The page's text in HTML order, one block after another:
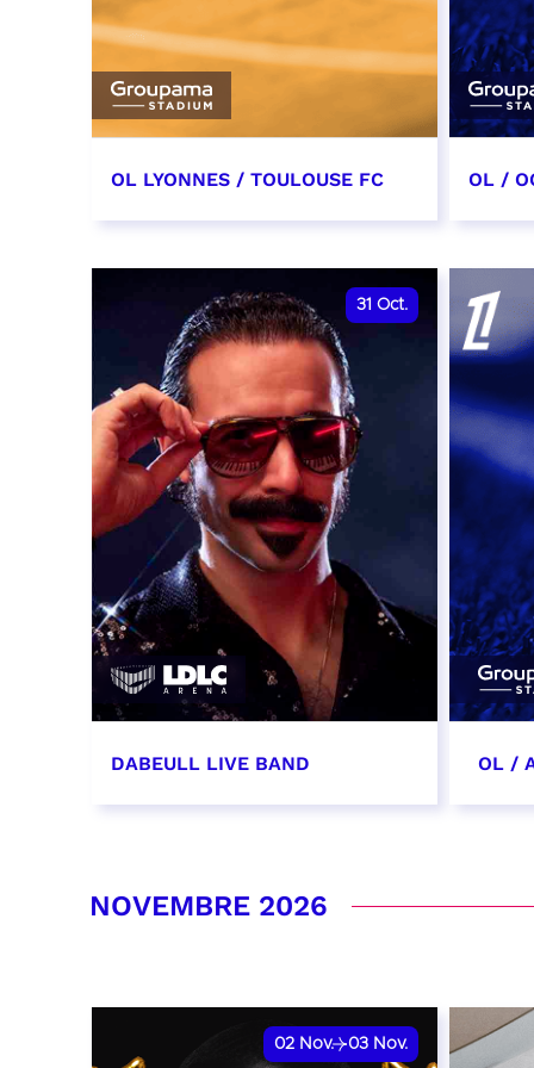
OL LYONNES / TOULOUSE FC
date et heure à confirmer
RÉSERVER
OL /
date
31 Oct.
DABEULL LIVE BAND OL /
NOVEMBRE 2026
02 Nov. 03 Nov.